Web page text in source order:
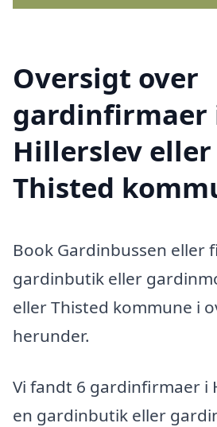
Oversigt over
gardinfirmaer
Hillerslev
Thisted
Book Gardinbussen eller
gardinbutik eller
eller Thisted kommune i
herunder.
Vi fandt 6 gardinfirmaer i
en gardinbutik eller